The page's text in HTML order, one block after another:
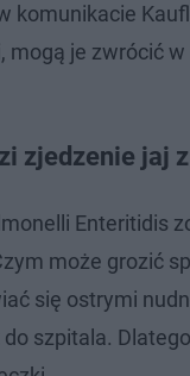
komunikacie
mogą je zwrócić
zjedzenie jaj
Enteritidis
może grozić
się ostrymi
szpitala.